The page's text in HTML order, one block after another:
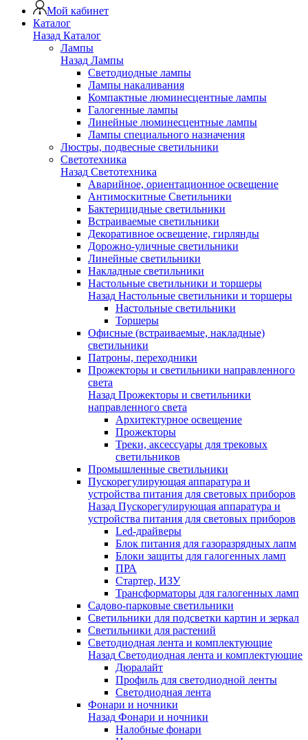
Мой кабинет
Каталог
Назад Каталог
Лампы
Назад Лампы
Светодиодные лампы
Лампы накаливания
Компактные люминесцентные лампы
Галогенные лампы
Линейные люминесцентные лампы
Лампы специального назначения
Люстры, подвесные светильники
Светотехника
Назад Светотехника
Аварийное, ориентационное освещение
Антимоскитные Светильники
Бактерицидные светильники
Встраиваемые светильники
Декоративное освещение, гирлянды
Дорожно-уличные светильники
Линейные светильники
Накладные светильники
Настольные светильники и торшеры
Назад Настольные светильники и торшеры
Настольные светильники
Торшеры
Офисные (встраиваемые, накладные)
светильники
Патроны, переходники
Прожекторы и светильники направленного
света
Назад Прожекторы и светильники
направленного света
Архитектурное освещение
Прожекторы
Треки, аксессуары для трековых
светильников
Промышленные светильники
Пускорегулирующая аппаратура и
устройства питания для световых приборов
Назад Пускорегулирующая аппаратура и
устройства питания для световых приборов
Led-драйверы
Блок питания для газоразрядных лапм
Блоки защиты для галогенных ламп
ПРА
Стартер, ИЗУ
Трансформаторы для галогенных ламп
Садово-парковые светильники
Светильники для подсветки картин и зеркал
Светильники для растений
Светодиодная лента и комплектующие
Назад Светодиодная лента и комплектующие
Дюралайт
Профиль для светодиодной ленты
Светодиодная лента
Фонари и ночники
Назад Фонари и ночники
Налобные фонари